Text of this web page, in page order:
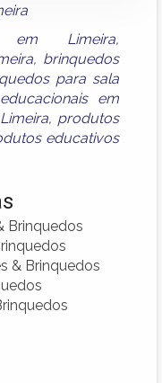
em Limeira,
, brinquedos
para sala
em
, produtos
educativos
Brinquedos
& Brinquedos